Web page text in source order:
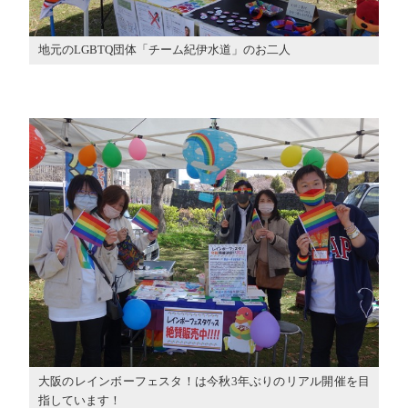
地元のLGBTQ団体「チーム紀伊水道」のお二人
大阪のレインボーフェスタ！は今秋3年ぶりのリアル開催を目
指しています！